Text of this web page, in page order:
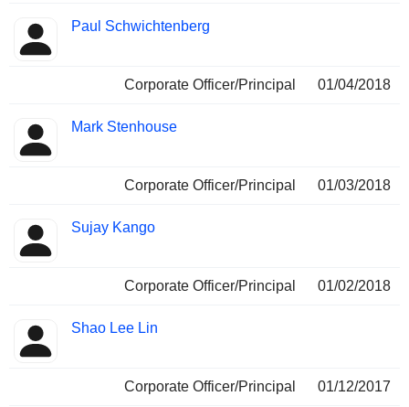
Paul Schwichtenberg
Corporate Officer/Principal 01/04/2018
Mark Stenhouse
Corporate Officer/Principal 01/03/2018
Sujay Kango
Corporate Officer/Principal 01/02/2018
Shao Lee Lin
Corporate Officer/Principal 01/12/2017